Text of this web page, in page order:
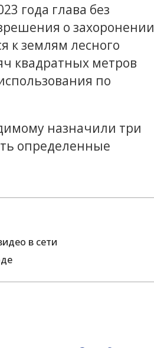
года глава без
о захоронении
к землям лесного
квадратных метров
по
назначили три
определенные
в сети